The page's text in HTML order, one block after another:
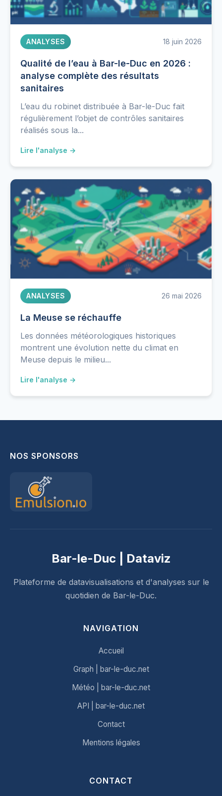
ANALYSES 18 juin 2026
Qualité de l’eau à Bar-le-Duc en 2026 :
analyse complète des résultats
sanitaires
L’eau du robinet distribuée à Bar-le-Duc fait
régulièrement l’objet de contrôles sanitaires
réalisés sous la...
Lire l'analyse →
ANALYSES 26 mai 2026
La Meuse se réchauffe
Les données météorologiques historiques
montrent une évolution nette du climat en
Meuse depuis le milieu...
Lire l'analyse →
NOS SPONSORS
Bar-le-Duc | Dataviz
Plateforme de datavisualisations et d'analyses sur le
quotidien de Bar-le-Duc.
NAVIGATION
Accueil
Graph | bar-le-duc.net
Météo | bar-le-duc.net
API | bar-le-duc.net
Contact
Mentions légales
CONTACT